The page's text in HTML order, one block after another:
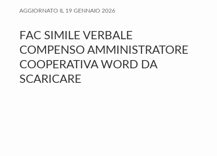
a
n
c
o
n
r
m
a
r
y
o
t
e
r
AGGIORNATO IL 19 GENNAIO 2026
FAC SIMILE VERBALE
COMPENSO AMMINISTRATORE
COOPERATIVA WORD DA
SCARICARE